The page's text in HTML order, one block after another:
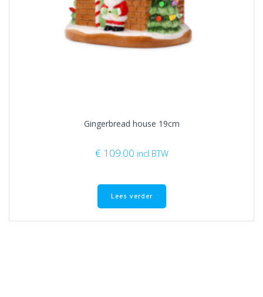
Gingerbread house 19cm
€ 109.00 incl BTW
Lees verder